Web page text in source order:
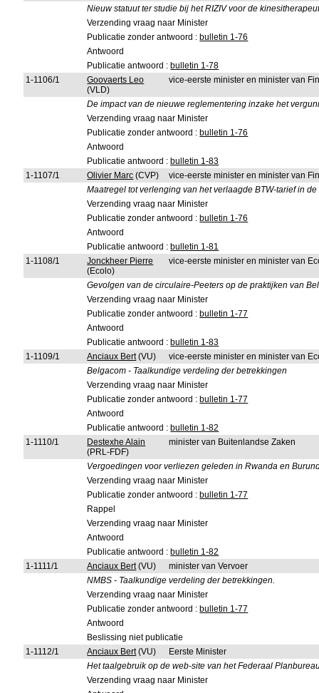
Nieuw statuut ter studie bij het RIZIV voor de
Verzending vraag naar Minister
Publicatie zonder antwoord : bulletin 1-76
Antwoord
Publicatie antwoord : bulletin 1-78
1-1106/1
Goovaerts Leo
(VLD)
vice-eerste minister en minister van
De impact van de nieuwe reglementering inzake het
Verzending vraag naar Minister
Publicatie zonder antwoord : bulletin 1-76
Antwoord
Publicatie antwoord : bulletin 1-83
1-1107/1
Olivier Marc (CVP)
vice-eerste minister en minister van
Maatregel tot verlenging van het verlaagde BTW-tarief in
Verzending vraag naar Minister
Publicatie zonder antwoord : bulletin 1-76
Antwoord
Publicatie antwoord : bulletin 1-81
1-1108/1
Jonckheer Pierre
(Ecolo)
vice-eerste minister en minister van
Gevolgen van de circulaire-Peeters op de praktijken van
Verzending vraag naar Minister
Publicatie zonder antwoord : bulletin 1-77
Antwoord
Publicatie antwoord : bulletin 1-83
1-1109/1
Anciaux Bert(VU)
vice-eerste minister en minister van
Belgacom - Taalkundige verdeling der betrekkingen
Verzending vraag naar Minister
Publicatie zonder antwoord : bulletin 1-77
Antwoord
Publicatie antwoord : bulletin 1-82
1-1110/1
Destexhe Alain
(PRL-FDF)
minister van Buitenlandse Zaken
Vergoedingen voor verliezen geleden in Rwanda en
Verzending vraag naar Minister
Publicatie zonder antwoord : bulletin 1-77
Rappel
Verzending vraag naar Minister
Antwoord
Publicatie antwoord : bulletin 1-82
1-1111/1
Anciaux Bert(VU)
minister van Vervoer
NMBS - Taalkundige verdeling der betrekkingen.
Verzending vraag naar Minister
Publicatie zonder antwoord : bulletin 1-77
Antwoord
Beslissing niet publicatie
1-1112/1
Anciaux Bert(VU)
Eerste Minister
Het taalgebruik op de web-site van het Federaal
Verzending vraag naar Minister